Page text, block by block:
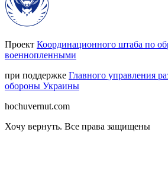
Проект Координационного штаба по
военнопленными
при поддержке Главного управления
обороны Украины
hochuvernut.com
Хочу вернуть. Все права защищены